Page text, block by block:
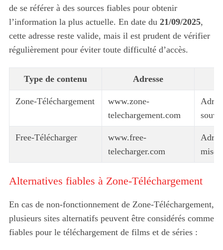
de se référer à des sources fiables pour obtenir
l’information la plus actuelle. En date du 21/09/2025,
cette adresse reste valide, mais il est prudent de vérifier
régulièrement pour éviter toute difficulté d’accès.
Type de contenu Adresse
Zone-Téléchargement
www.zone-
telechargement.com
Free-Télécharger
www.free-
telecharger.com
mise
Alternatives fiables à Zone-Téléchargement
En cas de non-fonctionnement de Zone-Téléchargement,
plusieurs sites alternatifs peuvent être considérés comme
fiables pour le téléchargement de films et de séries :